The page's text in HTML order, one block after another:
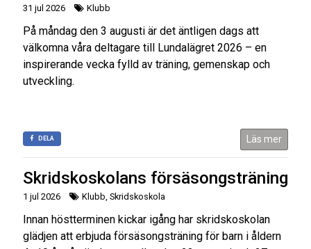
31 jul 2026 Klubb
På måndag den 3 augusti är det äntligen dags att
välkomna våra deltagare till Lundalägret 2026 – en
inspirerande vecka fylld av träning, gemenskap och
utveckling.
DELA Läs mer
Skridskoskolans försäsongsträning
1 jul 2026 Klubb, Skridskoskola
Innan höstterminen kickar igång har skridskoskolan
glädjen att erbjuda försäsongsträning för barn i åldern